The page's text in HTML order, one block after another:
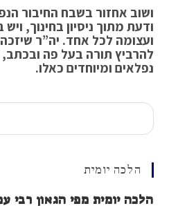
ושוב אחזור בשבח החיבור
ודעת מתוך ניסיון בחינוך,
ועצומה לכל אחד. יה”ר
להרביץ תורה בעל פה ובכתב,
נפלאים ומיוחדים כאלו.
חיפוש
הלכה יומית
הלכה יומית מפי הגאון רבי